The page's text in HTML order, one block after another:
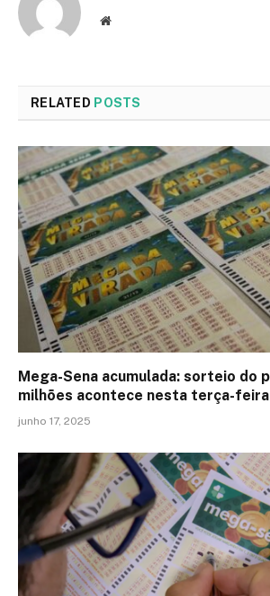
Website
RELATED POSTS
Mega-Sena acumulada: sorteio do
milhões acontece nesta terça-feira
junho 17, 2025